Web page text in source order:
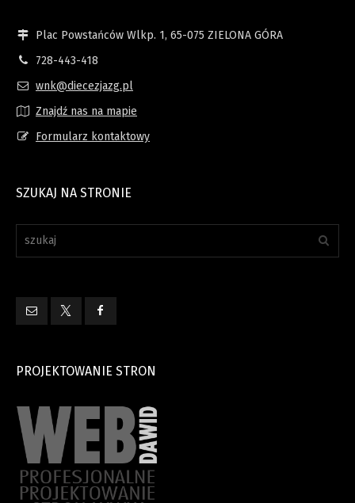
Plac Powstańców Wlkp. 1, 65-075 ZIELONA GÓRA
728-443-418
wnk@diecezjazg.pl
Znajdź nas na mapie
Formularz kontaktowy
SZUKAJ NA STRONIE
PROJEKTOWANIE STRON